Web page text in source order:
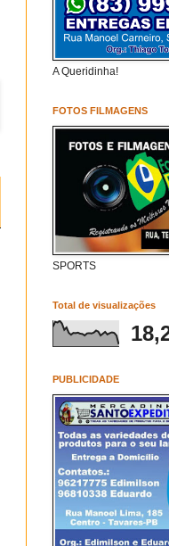
A Queridinha!
FOTOS FILMAGENS
SPORTS
Total de visualizações
PUBLICIDADE